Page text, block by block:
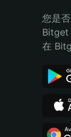
Bahasa
Español
您是
Bitget
在